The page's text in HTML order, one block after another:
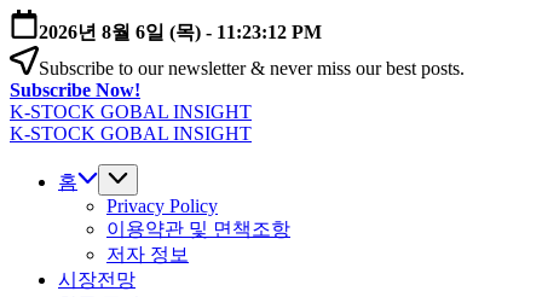
본
문
으
로
건
너
2026년 8월 6일 (목) - 11:23:12 PM
Subscribe to our newsletter & never miss our best posts.
Subscribe Now!
K-STOCK GOBAL INSIGHT
글
K-STOCK GOBAL INSIGHT
홈
Privacy Policy
이용약관 및 면책조항
저자 정보
시장전망